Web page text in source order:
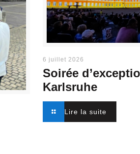
6 juillet 2026
Soirée
Karlsruhe
Lire la suite